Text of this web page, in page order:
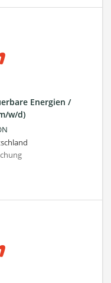
Energien /
w/d)